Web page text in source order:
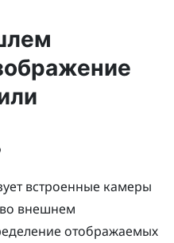
встроенные камеры
внешнем
отображаемых